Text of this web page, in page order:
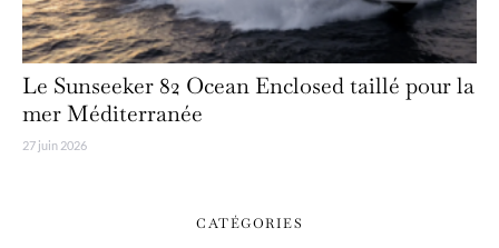
Le Sunseeker 82 Ocean Enclosed taillé pour la
mer Méditerranée
27 juin 2026
CATÉGORIES